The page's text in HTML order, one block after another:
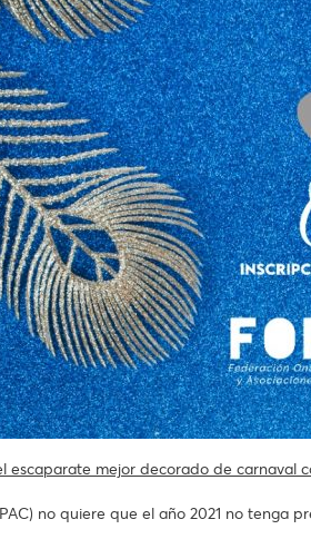
escaparate mejor decorado de carnaval
no quiere que el año 2021 no tenga